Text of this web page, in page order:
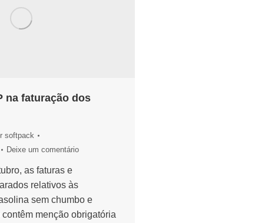
na faturação dos
softpack
Deixe um comentário
as faturas e
relativos às
sem chumbo e
menção obrigatória